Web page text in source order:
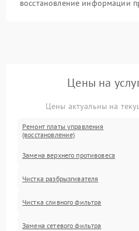
восстановление информации
Цены на
Цены актуальны на
Ремонт платы управления
(восстановление)
Замена верхнего противовеса
Чистка разбрызгивателя
Чистка сливного фильтра
Замена сетевого фильтра